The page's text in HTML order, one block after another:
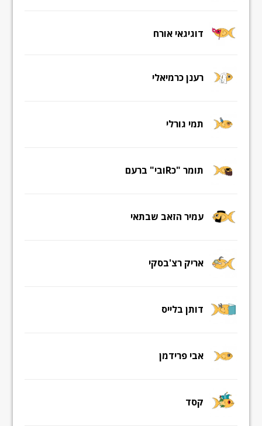
דוגיגאי אורח
רענן כרמיאלי
תמי גורלי
תומר "כRובי" ברעם
עמיר הזאב שבתאי
אריק רצ'בסקי
דותן בלייס
אבי פרידמן
קסד